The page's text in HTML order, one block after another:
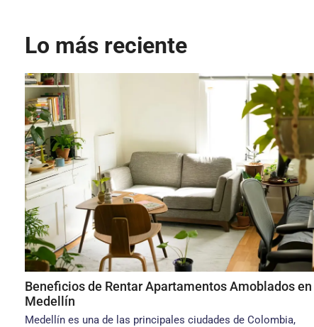
Lo más reciente
Beneficios de Rentar Apartamentos Amoblados en
Medellín
Medellín es una de las principales ciudades de Colombia,